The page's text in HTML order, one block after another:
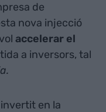
de
nova injecció
accelerar el
a inversors, tal
en la